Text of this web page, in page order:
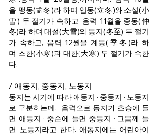
을 맹동(孟冬)라 하며 입동(立冬)와 소설(小
雪) 두 절기가 속하고, 음력 11월을 중동(仲
冬)라 하며 대설(大雪)와 동지(冬至) 두 절기
가 속하고, 음력 12월을 계동(季冬)라 하
며 소한(小寒)과 대한(大寒) 두 절기가 속한
다.
/ 애동지, 중동지, 노동지
동지는 시기에 따라 애동지 · 중동지 · 노동지
로 구분하는데,  음력으로 동지가 초승에 들
면 애동지 · 중순에 들면 중동지 · 그믐께 들
면 노동지라고 한다. 애동지에는 어린아이